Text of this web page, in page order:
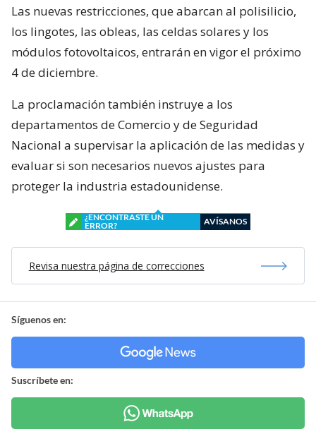
Las nuevas restricciones, que abarcan al polisilicio,
los lingotes, las obleas, las celdas solares y los
módulos fotovoltaicos, entrarán en vigor el próximo
4 de diciembre.
La proclamación también instruye a los
departamentos de Comercio y de Seguridad
Nacional a supervisar la aplicación de las medidas y
evaluar si son necesarios nuevos ajustes para
proteger la industria estadounidense.
¿ENCONTRASTE UN
ERROR?
AVÍSANOS
Revisa nuestra página de correcciones
Síguenos en:
Suscríbete en: